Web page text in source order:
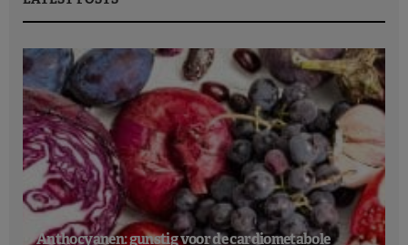
geïdentificeerd die geassocieerd zijn met een verhoogd
Hoewel deze studie enkele mechanismen aanreikt die het
beschermende effect van eieren op diabetes type 2 kunnen
verklaren, vindt Stefania Noerman, hoofdauteur van dit
onderzoek,het nog te vroeg voor conclusies. De studie
opent echter deuren voor nieuw onderzoek naar de
specifieke werkingsmechanismen van eiermetabolieten in
de ontwikkeling van
diabetes type 2.
Nicolas Guggenbühl & Borys Glinne
Anthocyanen: gunstig voor de cardiometabole